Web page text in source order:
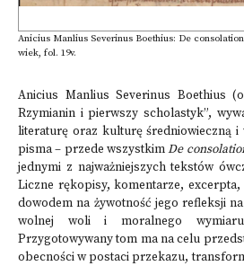
Anicius Manlius Severinus Boethius: De
wiek, fol. 19v.
Anicius Manlius Severinus Boethius
Rzymianin i pierwszy scholastyk”,
literaturę oraz kulturę średniowieczną i
pisma – przede wszystkimDe
jednymi z najważniejszych tekstów
Liczne rękopisy, komentarze, excerpta,
dowodem na żywotność jego refleksji
wolnej woli i moralnego
Przygotowywany tom ma na celu
obecności w postaci przekazu,